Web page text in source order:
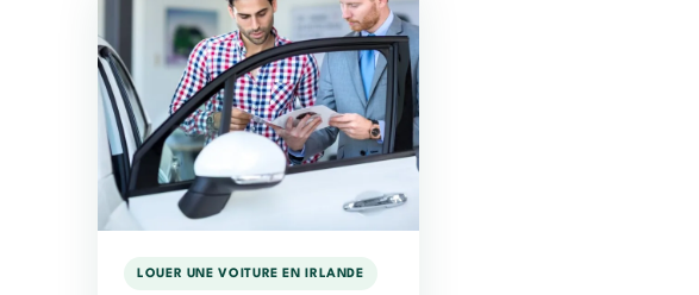
LOUER UNE VOITURE EN IRLANDE